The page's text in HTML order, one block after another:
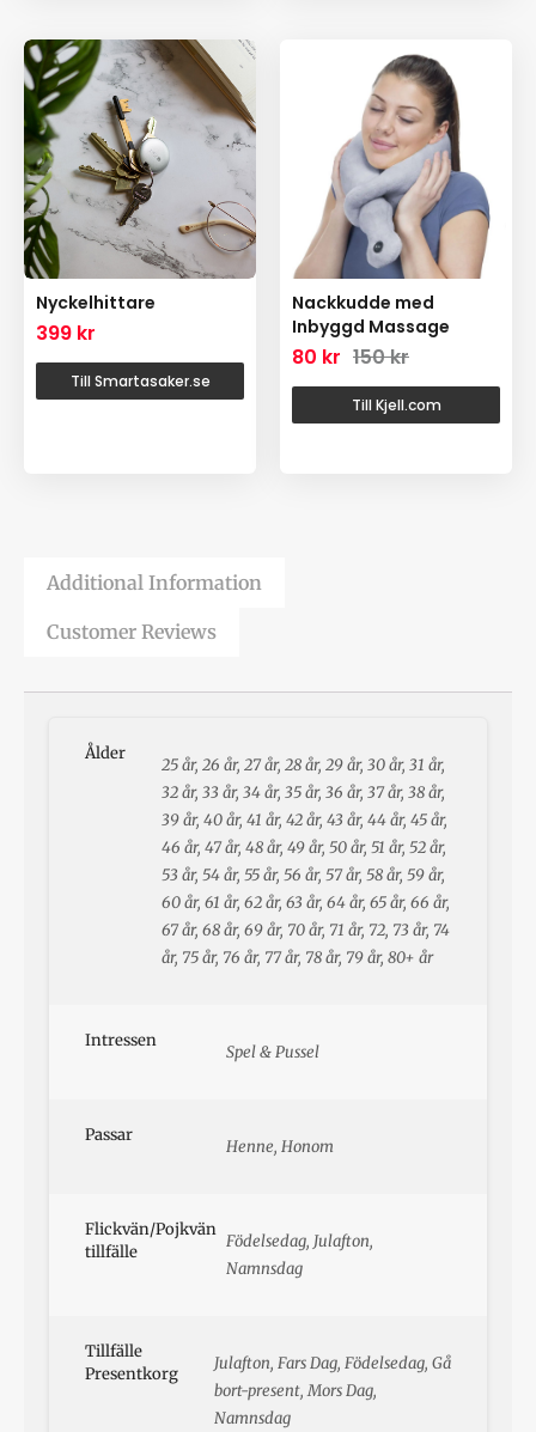
Nyckelhittare
399 kr
Till Smartasaker.se
Nackkudde med
Inbyggd Massage
150kr
80 kr
Till Kjell.com
Additional Information
Customer Reviews
Ålder
25 år, 26 år, 27 år, 28 år, 29 år, 30 år, 31 år,
32 år, 33 år, 34 år, 35 år, 36 år, 37 år, 38 år,
39 år, 40 år, 41 år, 42 år, 43 år, 44 år, 45 år,
46 år, 47 år, 48 år, 49 år, 50 år, 51 år, 52 år,
53 år, 54 år, 55 år, 56 år, 57 år, 58 år, 59 år,
60 år, 61 år, 62 år, 63 år, 64 år, 65 år, 66 år,
67 år, 68 år, 69 år, 70 år, 71 år, 72, 73 år, 74
år, 75 år, 76 år, 77 år, 78 år, 79 år, 80+ år
Intressen
Spel & Pussel
Passar
Henne, Honom
Flickvän/Pojkvän
tillfälle
Födelsedag, Julafton,
Namnsdag
Tillfälle
Presentkorg
Julafton, Fars Dag, Födelsedag, Gå
bort-present, Mors Dag,
Namnsdag